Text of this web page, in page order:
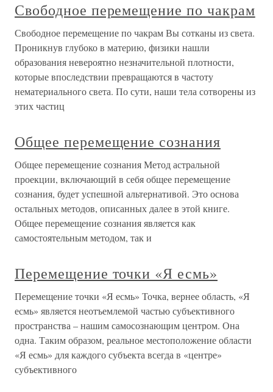
Свободное перемещение по чакрам
Свободное перемещение по чакрам Вы сотканы из света.
Проникнув глубоко в материю, физики нашли
образования невероятно незначительной плотности,
которые впоследствии превращаются в частоту
нематериального света. По сути, наши тела сотворены из
этих частиц
Общее перемещение сознания
Общее перемещение сознания Метод астральной
проекции, включающий в себя общее перемещение
сознания, будет успешной альтернативой. Это основа
остальных методов, описанных далее в этой книге.
Общее перемещение сознания является как
самостоятельным методом, так и
Перемещение точки «Я есмь»
Перемещение точки «Я есмь» Точка, вернее область, «Я
есмь» является неотъемлемой частью субъективного
пространства – нашим самосознающим центром. Она
одна. Таким образом, реальное местоположение области
«Я есмь» для каждого субъекта всегда в «центре»
субъективного